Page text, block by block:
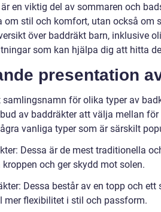
en viktig del av sommaren och
om stil och komfort, utan också om
över baddräkt barn, inklusive
som kan hjälpa dig att hitta
presentation
samlingsnamn för olika typer av
av baddräkter att välja mellan
vanliga typer som är särskilt
Dessa är de mest traditionella
kroppen och ger skydd mot solen.
Dessa består av en topp och
mer flexibilitet i stil och passform.